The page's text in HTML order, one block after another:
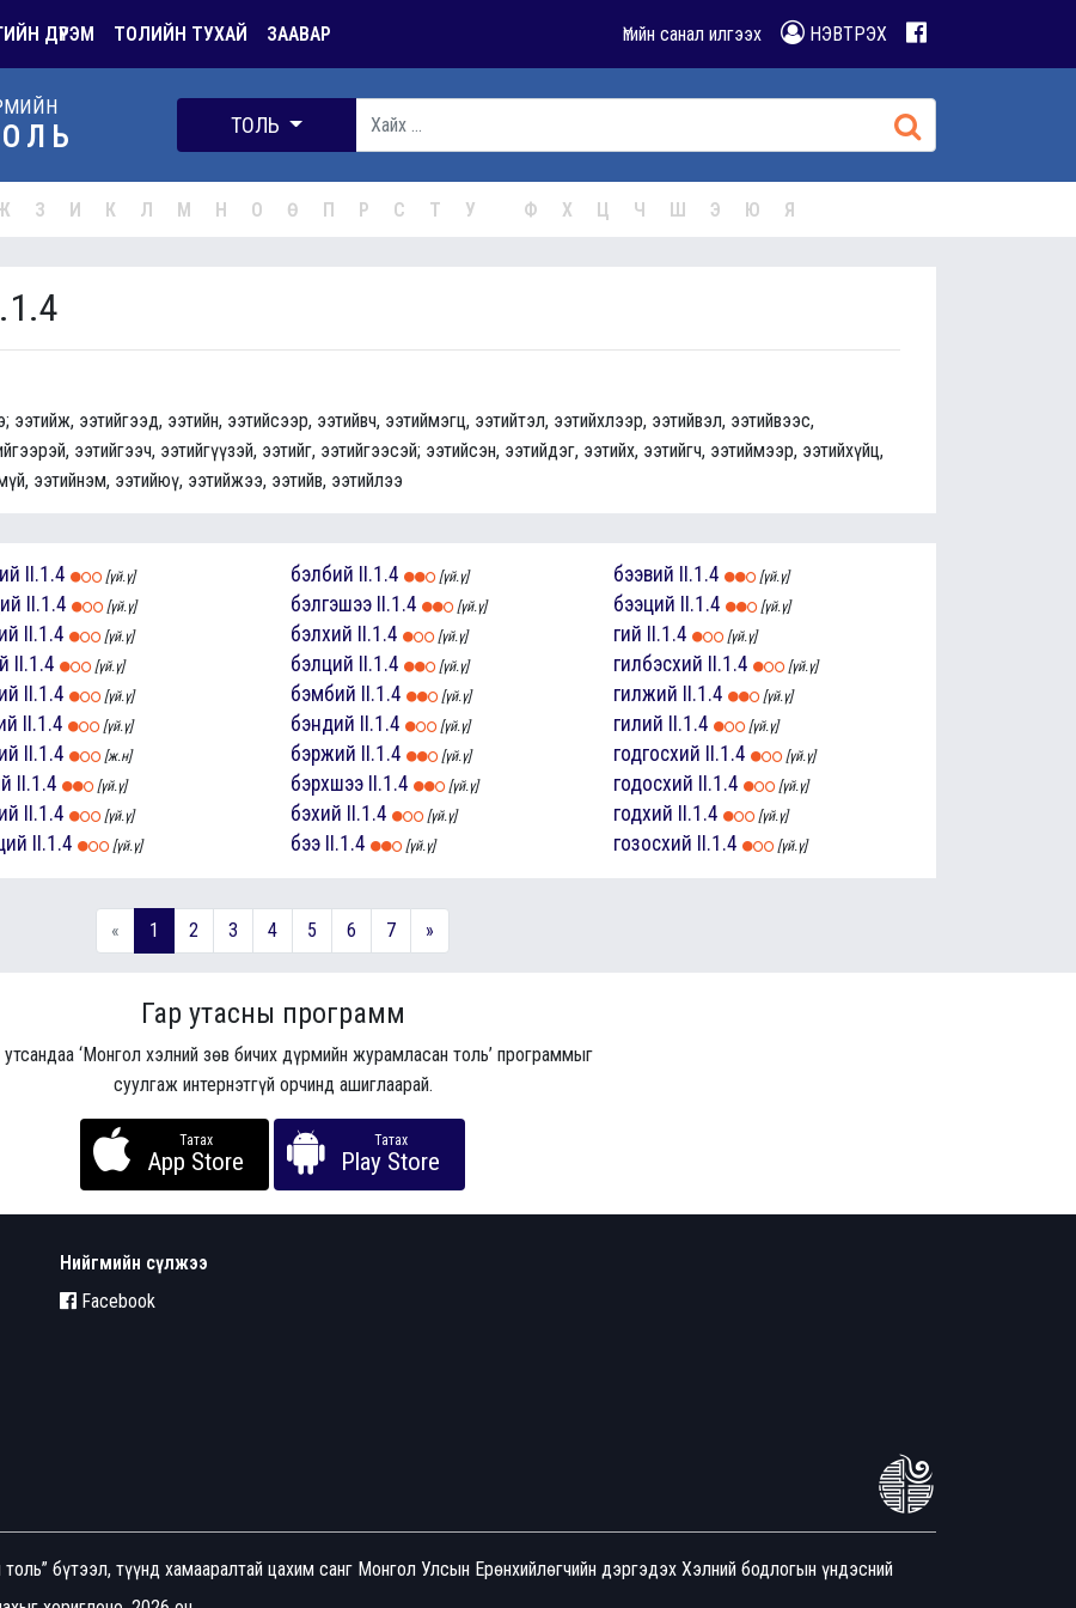
ДҮРЭМ ТОЛИЙН ТУХАЙ ЗААВАР Үгийн санал илгээх НЭВТРЭХ
ТОЛЬ
З И К Л М Н О Ө П Р С Т У Ф Х Ц Ч Ш Э Ю Я
ээтийж, ээтийгээд, ээтийн, ээтийсээр, ээтийвч, ээтиймэгц, ээтийтэл, ээтийхлээр, ээтийвэл, ээтийвээс,
ээтийгээч, ээтийгүүзэй, ээтийг, ээтийгээсэй; ээтийсэн, ээтийдэг, ээтийх, ээтийгч, ээтиймээр, ээтийхүйц,
ээтийнэм, ээтийюү, ээтийжээ, ээтийв, ээтийлээ
II.1.4 [үй.ү]
II.1.4 [үй.ү]
II.1.4 [үй.ү]
II.1.4 [үй.ү]
II.1.4 [үй.ү]
II.1.4 [үй.ү]
II.1.4 [ж.н]
II.1.4 [үй.ү]
II.1.4 [үй.ү]
II.1.4 [үй.ү]
бэлбий II.1.4 [үй.ү]
бэлгэшээ II.1.4 [үй.ү]
бэлхий II.1.4 [үй.ү]
бэлций II.1.4 [үй.ү]
бэмбий II.1.4 [үй.ү]
бэндий II.1.4 [үй.ү]
бэржий II.1.4 [үй.ү]
бэрхшээ II.1.4 [үй.ү]
бэхий II.1.4 [үй.ү]
бээ II.1.4 [үй.ү]
бээвий II.1.4 [үй.ү]
бээций II.1.4 [үй.ү]
гий II.1.4 [үй.ү]
гилбэсхий II.1.4 [үй.ү]
гилжий II.1.4 [үй.ү]
гилий II.1.4 [үй.ү]
годгосхий II.1.4 [үй.ү]
годосхий II.1.4 [үй.ү]
годхий II.1.4 [үй.ү]
гозосхий II.1.4 [үй.ү]
« 1 2 3 4 5 6 7 »
Гар утасны программ
утсандаа ‘Монгол хэлний зөв бичих дүрмийн журамласан толь’ программыг
суулгаж интернэтгүй орчинд ашиглаарай.
Татах
App Store
Татах
Play Store
Нийгмийн сүлжээ
Facebook
бүтээл, түүнд хамааралтай цахим санг Монгол Улсын Ерөнхийлөгчийн дэргэдэх Хэлний бодлогын үндэсний